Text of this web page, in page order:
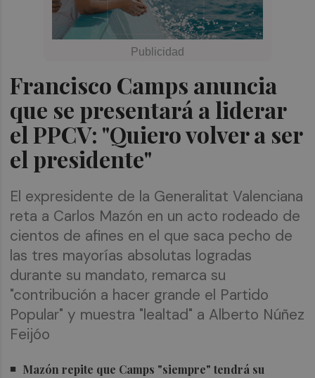
Francisco Camps anuncia
que se presentará a liderar
el PPCV: "Quiero volver a ser
el presidente"
El expresidente de la Generalitat Valenciana
reta a Carlos Mazón en un acto rodeado de
cientos de afines en el que saca pecho de
las tres mayorías absolutas logradas
durante su mandato, remarca su
"contribución a hacer grande el Partido
Popular" y muestra "lealtad" a Alberto Núñez
Feijóo
Mazón repite que Camps "siempre" tendrá su